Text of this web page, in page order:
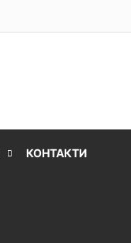
КОНТАКТИ